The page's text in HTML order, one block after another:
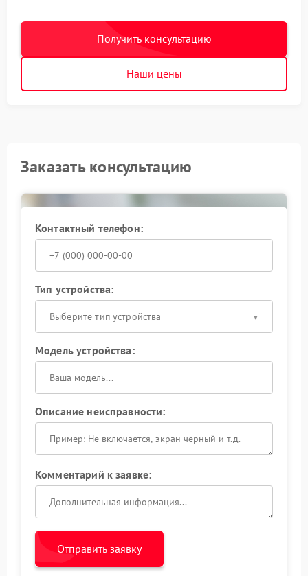
Получить консультацию
Наши цены
Заказать консультацию
Контактный телефон:
Тип устройства:
Выберите тип устройства
Модель устройства:
Описание неисправности:
Комментарий к заявке:
Отправить заявку